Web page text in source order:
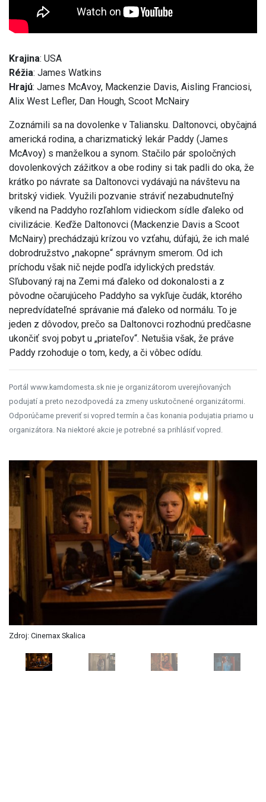
Krajina: USA
Réžia: James Watkins
Hrajú: James McAvoy, Mackenzie Davis, Aisling Franciosi,
Alix West Lefler, Dan Hough, Scoot McNairy
Zoznámili sa na dovolenke v Taliansku. Daltonovci, obyčajná
americká rodina, a charizmatický lekár Paddy (James
McAvoy) s manželkou a synom. Stačilo pár spoločných
dovolenkových zážitkov a obe rodiny si tak padli do oka, že
krátko po návrate sa Daltonovci vydávajú na návštevu na
britský vidiek. Využili pozvanie stráviť nezabudnuteľný
víkend na Paddyho rozľahlom vidieckom sídle ďaleko od
civilizácie. Keďže Daltonovci (Mackenzie Davis a Scoot
McNairy) prechádzajú krízou vo vzťahu, dúfajú, že ich malé
dobrodružstvo „nakopne“ správnym smerom. Od ich
príchodu však nič nejde podľa idylických predstáv.
Sľubovaný raj na Zemi má ďaleko od dokonalosti a z
pôvodne očarujúceho Paddyho sa vykľuje čudák, ktorého
nepredvídateľné správanie má ďaleko od normálu. To je
jeden z dôvodov, prečo sa Daltonovci rozhodnú predčasne
ukončiť svoj pobyt u „priateľov“. Netušia však, že práve
Paddy rzohoduje o tom, kedy, a či vôbec odídu.
Portál www.kamdomesta.sk nie je organizátorom uverejňovaných
podujatí a preto nezodpovedá za zmeny uskutočnené organizátormi.
Odporúčame preveriť si vopred termín a čas konania podujatia priamo u
organizátora. Na niektoré akcie je potrebné sa prihlásiť vopred.
Zdroj: Cinemax Skalica